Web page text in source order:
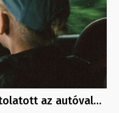
az autóval…